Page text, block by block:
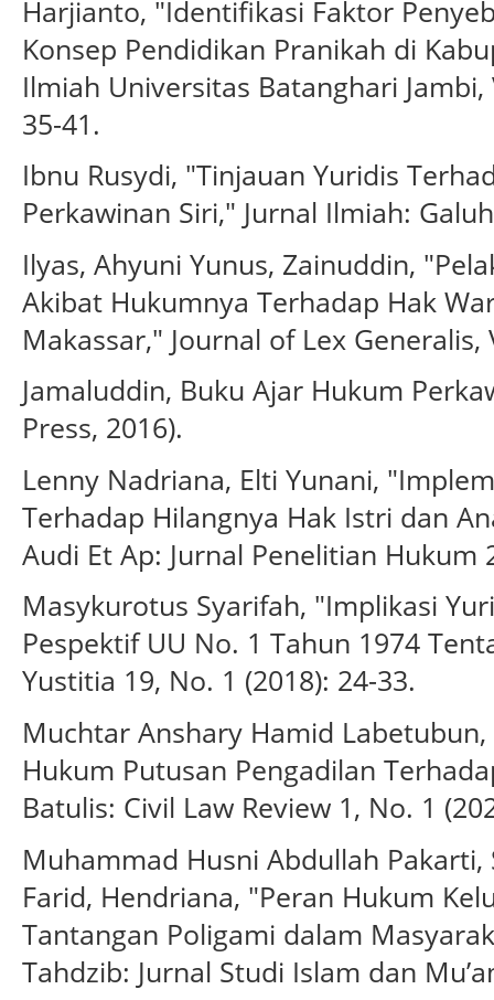
Harjianto, "Identifikasi Faktor
Konsep Pendidikan Pranikah di
Ilmiah Universitas Batanghari
35-41.
Ibnu Rusydi, "Tinjauan Yuridis
Perkawinan Siri," Jurnal Ilmiah:
Ilyas, Ahyuni Yunus, Zainuddin,
Akibat Hukumnya Terhadap Hak
Makassar," Journal of Lex Generalis,
Jamaluddin, Buku Ajar Hukum
Press, 2016).
Lenny Nadriana, Elti Yunani,
Terhadap Hilangnya Hak Istri dan
Audi Et Ap: Jurnal Penelitian Hukum
Masykurotus Syarifah, "Implikasi
Pespektif UU No. 1 Tahun 1974
Yustitia 19, No. 1 (2018): 24-33.
Muchtar Anshary Hamid
Hukum Putusan Pengadilan
Batulis: Civil Law Review 1, No. 1
Muhammad Husni Abdullah
Farid, Hendriana, "Peran Hukum
Tantangan Poligami dalam
Tahdzib: Jurnal Studi Islam dan